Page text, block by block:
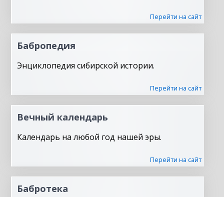
Перейти на сайт
Бабропедия
Энциклопедия сибирской истории.
Перейти на сайт
Вечный календарь
Календарь на любой год нашей эры.
Перейти на сайт
Бабротека